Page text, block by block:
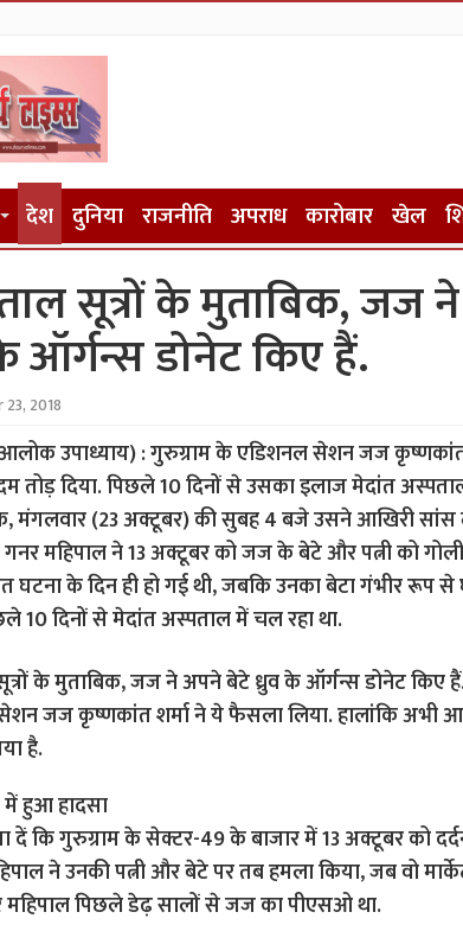
देश दुनिया राजनीति अपराध कारोबार खेल
सूत्रों के मुताबिक, जज
ऑर्गन्स डोनेट किए हैं.
2018
उपाध्याय) : गुरुग्राम के एडिशनल सेशन जज कृष्णकांत
तोड़ दिया. पिछले 10 दिनों से उसका इलाज मेदांत
मंगलवार (23 अक्टूबर) की सुबह 4 बजे उसने आखिरी सांस
महिपाल ने 13 अक्टूबर को जज के बेटे और पत्नी को गोली
घटना के दिन ही हो गई थी, जबकि उनका बेटा गंभीर रूप से
10 दिनों से मेदांत अस्पताल में चल रहा था.
के मुताबिक, जज ने अपने बेटे ध्रुव के ऑर्गन्स डोनेट किए
जज कृष्णकांत शर्मा ने ये फैसला लिया. हालांकि अभी
है.
हुआ हादसा
दें कि गुरुग्राम के सेक्टर-49 के बाजार में 13 अक्टूबर को
ने उनकी पत्नी और बेटे पर तब हमला किया, जब वो
महिपाल पिछले डेढ़ सालों से जज का पीएसओ था.